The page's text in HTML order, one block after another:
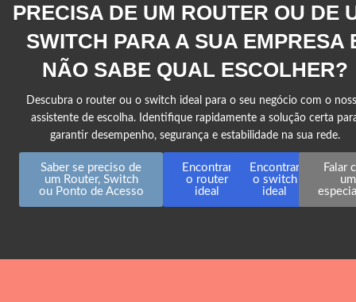
PRECISA DE UM ROUTER OU DE
SWITCH PARA A SUA EMPRESA
NÃO SABE QUAL ESCOLHER?
Descubra o router ou o switch ideal para o seu negócio com o
assistente de escolha. Identifique rapidamente a solução certa
garantir desempenho, segurança e estabilidade na sua rede.
Saber se preciso de
um Router, Switch
ou Ponto de Acesso
Encontrar
o router
ideal
Encontrar
o switch
ideal
Falar
um